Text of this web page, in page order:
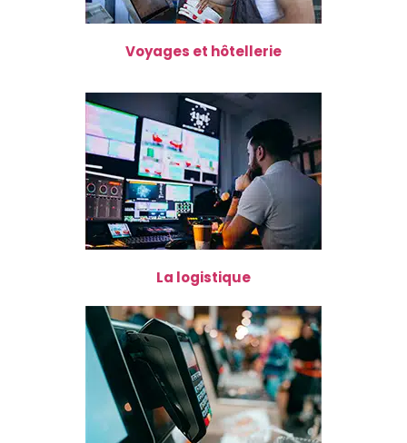
Voyages et hôtellerie
La logistique